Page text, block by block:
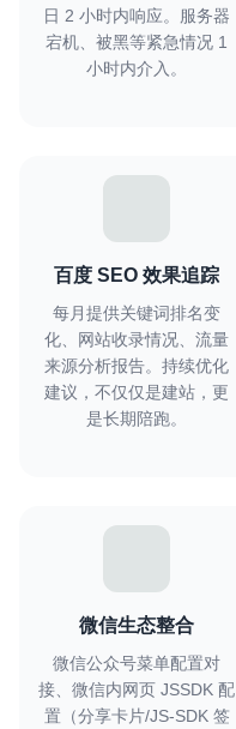
日 2 小时内响应。服务器
宕机、被黑等紧急情况 1
小时内介入。
百度 SEO 效果追踪
每月提供关键词排名变
化、网站收录情况、流量
来源分析报告。持续优化
建议，不仅仅是建站，更
是长期陪跑。
微信生态整合
微信公众号菜单配置对
接、微信内网页 JSSDK 配
置（分享卡片/JS-SDK 签